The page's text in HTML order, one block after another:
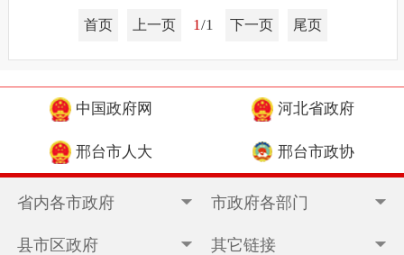
首页 上一页 1/1 下一页 尾页
中国政府网 河北省政府
邢台市人大 邢台市政协
省内各市政府 市政府各部门
县市区政府 其它链接